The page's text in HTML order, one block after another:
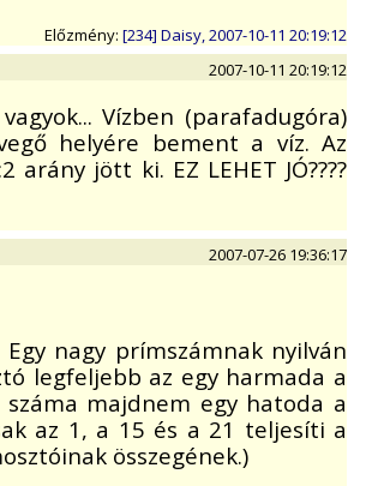
Előzmény: [234] Daisy, 2007-10-11 20:19:12
2007-10-11 20:19:12
Vízben (parafadugóra)
helyére bement a víz. Az
jött ki. EZ LEHET JÓ????
2007-07-26 19:36:17
nagy prímszámnak nyilván
legfeljebb az egy harmada a
majdnem egy hatoda a
az 1, a 15 és a 21 teljesíti a
összegének.)